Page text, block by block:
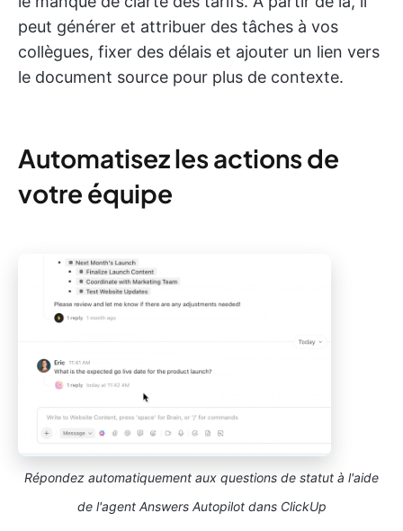
peut générer et attribuer des tâches à vos
collègues, fixer des délais et ajouter un lien vers
le document source pour plus de contexte.
Automatisez les actions de
votre équipe
Répondez automatiquement aux questions de statut à l'aide
de l'agent Answers Autopilot dans ClickUp